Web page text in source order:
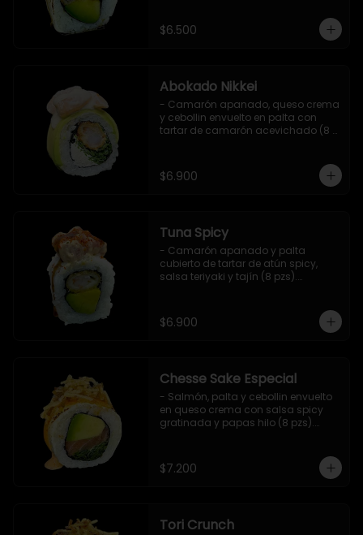
$6.500
Abokado Nikkei
- Camarón apanado, queso crema
y cebollin envuelto en palta con
tartar de camarón acevichado (8
$6.900
Tuna Spicy
- Camarón apanado y palta
cubierto de tartar de atún spicy,
salsa teriyaki y tajín (8 pzs).
$6.900
Chesse Sake Especial
- Salmón, palta y cebollin envuelto
en queso crema con salsa spicy
gratinada y papas hilo (8 pzs).
$7.200
Tori Crunch